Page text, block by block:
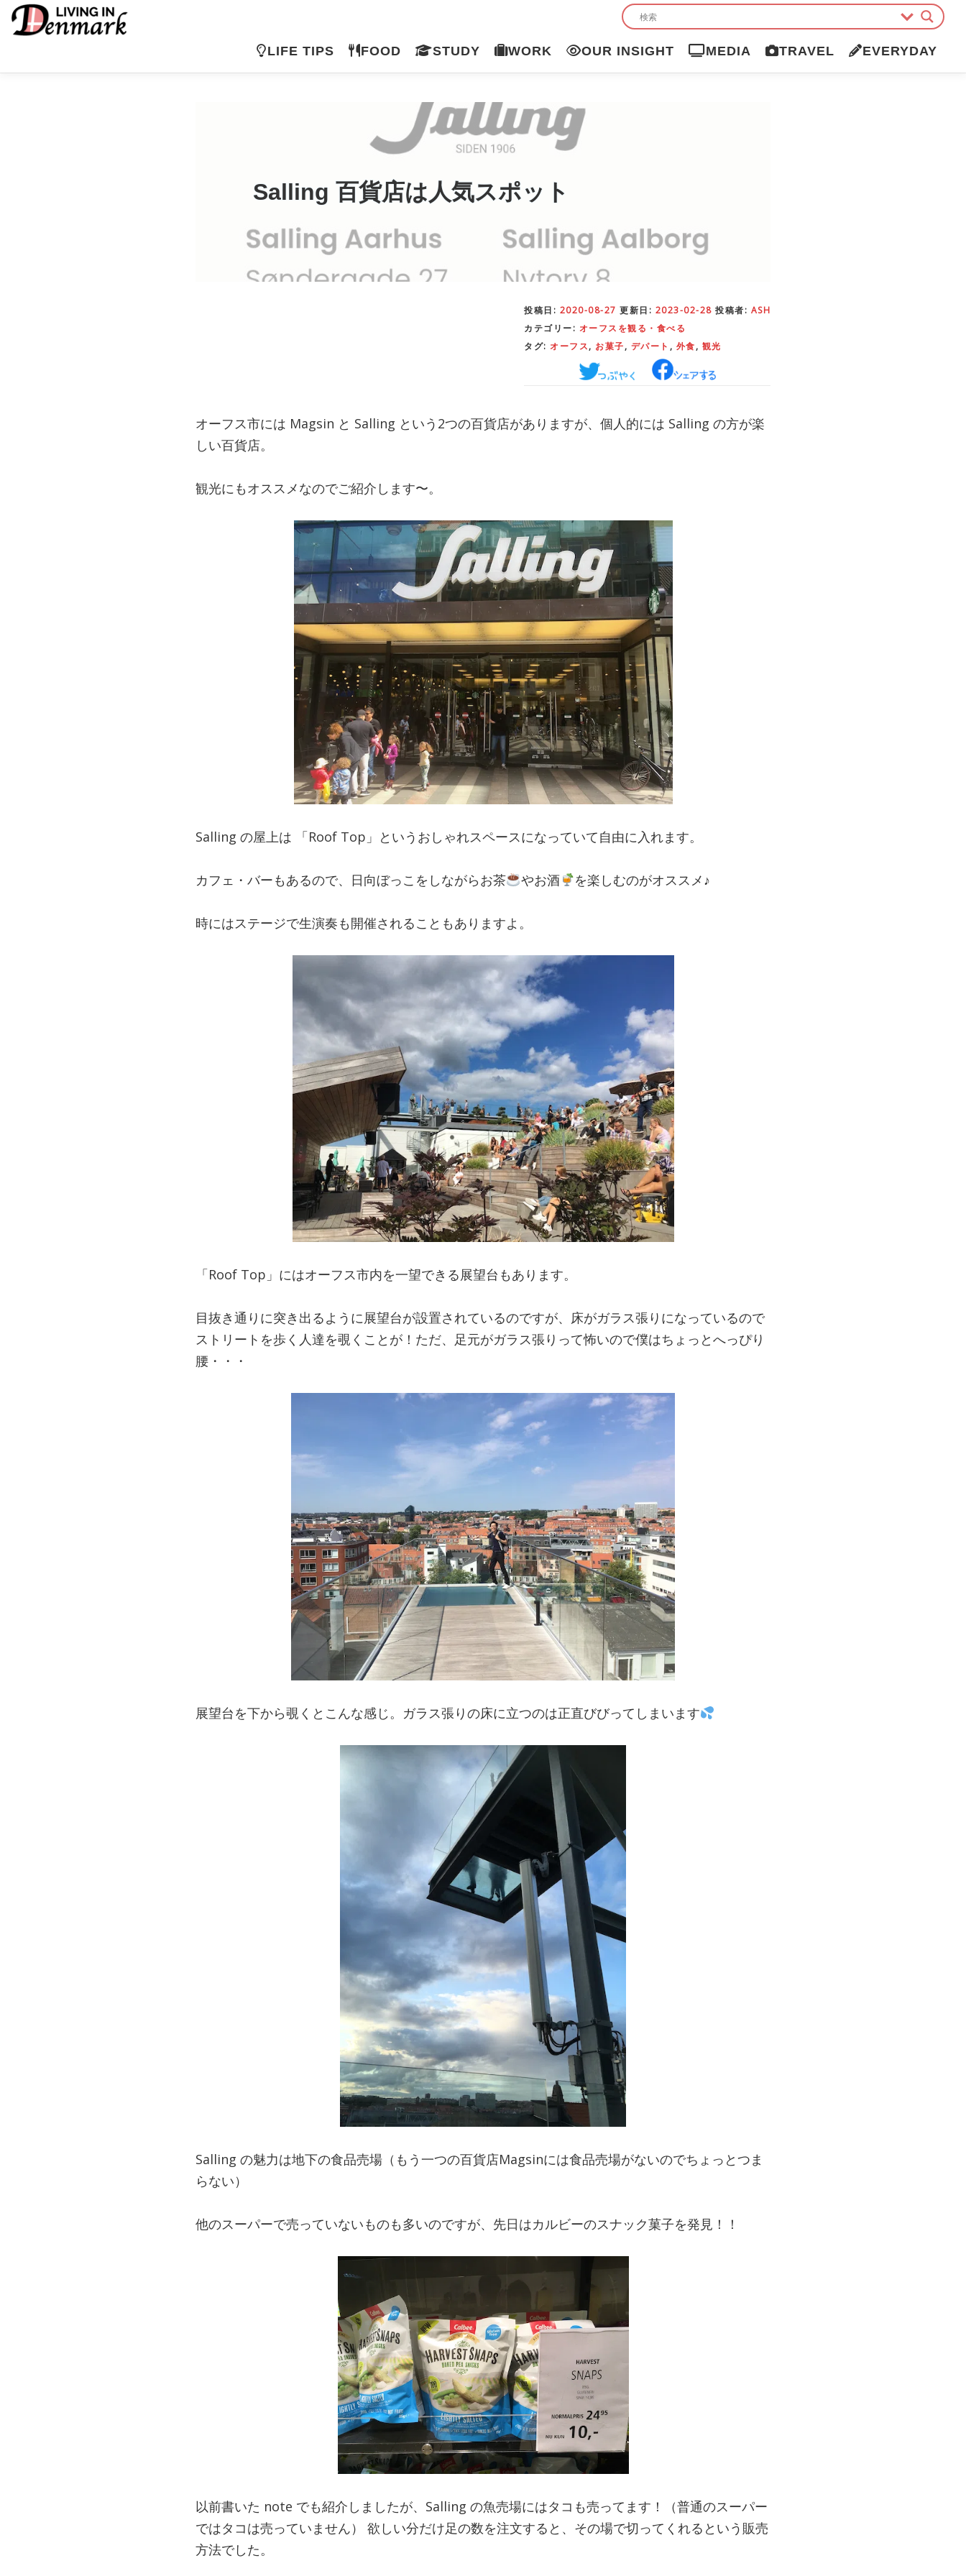
ツ
LIFE TIPS FOOD STUDY WORK OUR INSIGHT MEDIA TRAVEL EVERYDAY
Salling 百貨店は人気スポット
投稿日: 2020-08-27 更新日: 2023-02-28 投稿者: ASH
カテゴリー: オーフスを観る・食べる
タグ: オーフス, お菓子, デパート , 外食, 観光
オーフス市には Magsin と Salling という2つの百貨店がありますが、個人的には Salling の方が楽
しい百貨店。
観光にもオススメなのでご紹介します〜。
Salling の屋上は 「Roof Top」というおしゃれスペースになっていて自由に入れます。
カフェ・バーもあるので、日向ぼっこをしながらお茶 やお酒 を楽しむのがオススメ♪
時にはステージで生演奏も開催されることもありますよ。
「Roof Top」にはオーフス市内を一望できる展望台もあります。
目抜き通りに突き出るように展望台が設置されているのですが、床がガラス張りになっているので
ストリートを歩く人達を覗くことが！ただ、足元がガラス張りって怖いので僕はちょっとへっぴり
腰・・・
展望台を下から覗くとこんな感じ。ガラス張りの床に立つのは正直びびってしまいます
Salling の魅力は地下の食品売場（もう一つの百貨店Magsinには食品売場がないのでちょっとつま
らない）
他のスーパーで売っていないものも多いのですが、先日はカルビーのスナック菓子を発見！！
以前書いた note でも紹介しましたが、Salling の魚売場にはタコも売ってます！（普通のスーパー
ではタコは売っていません） 欲しい分だけ足の数を注文すると、その場で切ってくれるという販売
方法でした。